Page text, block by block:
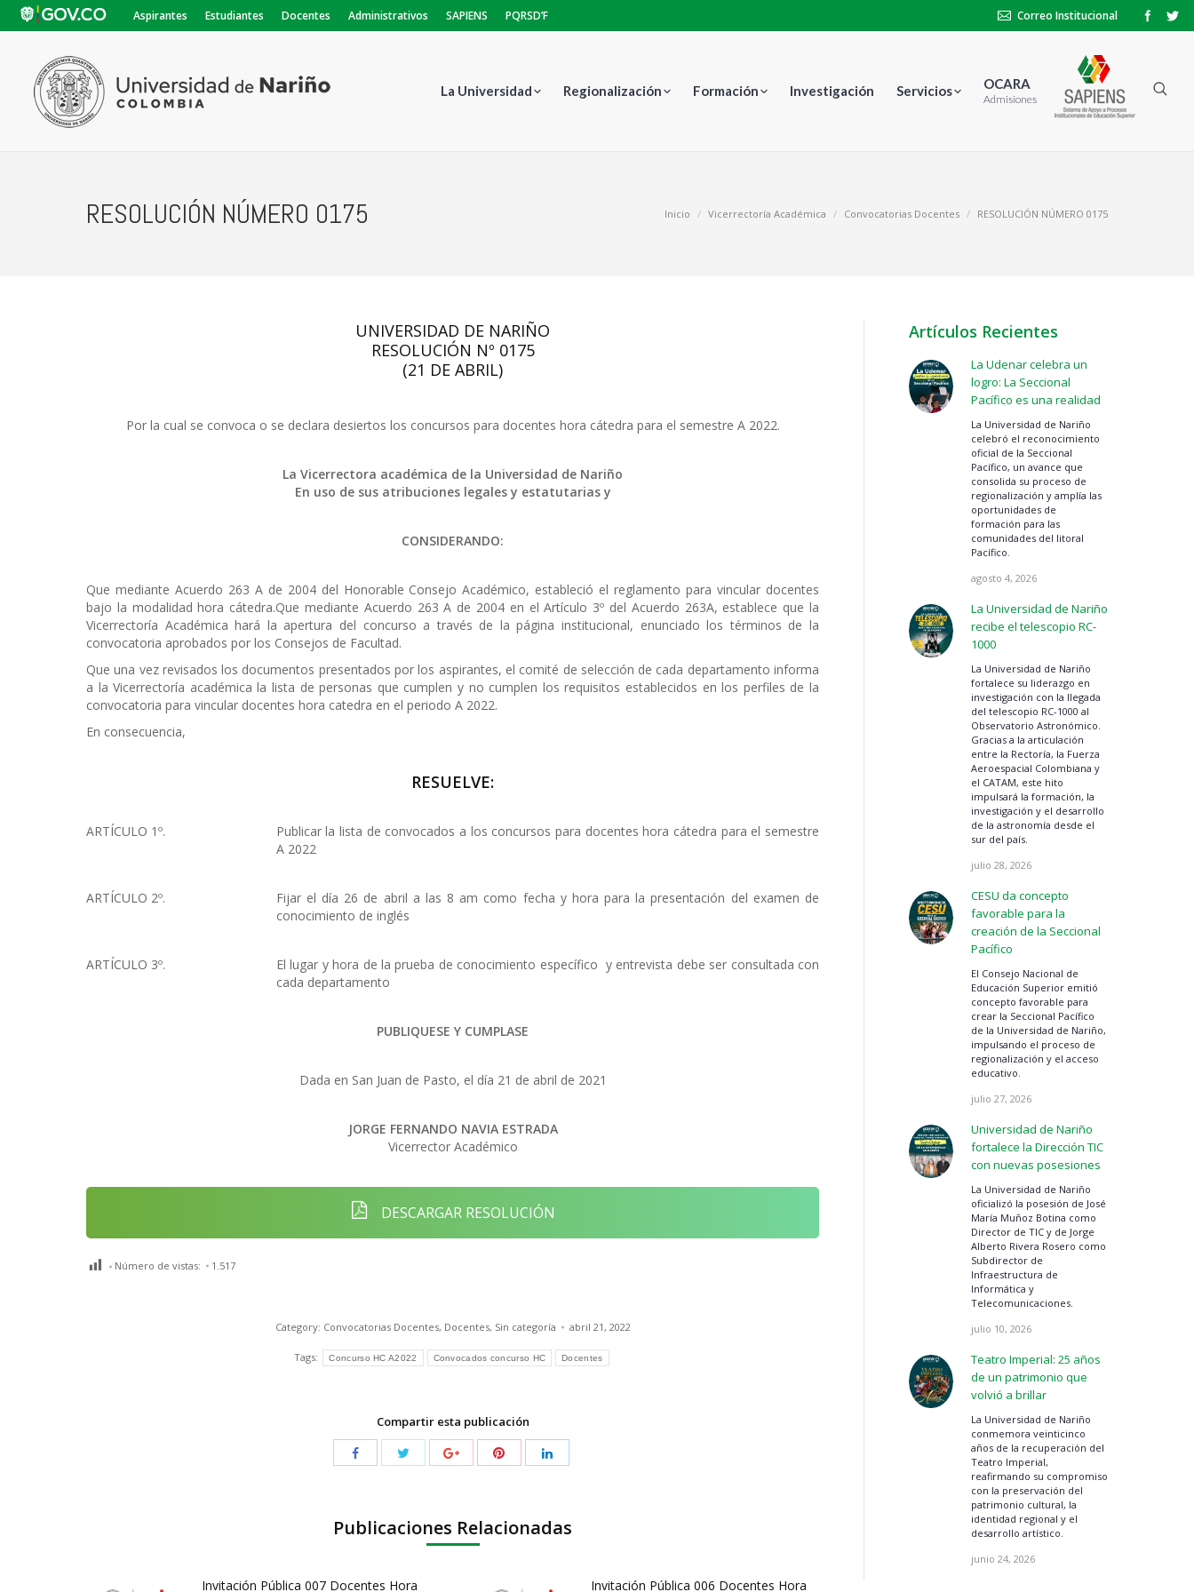
Aspirantes Estudiantes Docentes Administrativos SAPIENS PQRSD’F Correo Institucional
La Universidad Regionalización Formación Investigación Servicios OCARA
Admisiones
RESOLUCIÓN NÚMERO 0175 Inicio Vicerrectoría Académica Convocatorias Docentes RESOLUCIÓN NÚMERO 0175
UNIVERSIDAD DE NARIÑO
RESOLUCIÓN Nº 0175
(21 DE ABRIL)
Por la cual se convoca o se declara desiertos los concursos para docentes hora cátedra para el semestre A 2022.
La Vicerrectora académica de la Universidad de Nariño
En uso de sus atribuciones legales y estatutarias y
CONSIDERANDO:
Que mediante Acuerdo 263 A de 2004 del Honorable Consejo Académico, estableció el reglamento para vincular docentes
bajo la modalidad hora cátedra.Que mediante Acuerdo 263 A de 2004 en el Artículo 3º del Acuerdo 263A, establece que la
Vicerrectoría Académica hará la apertura del concurso a través de la página institucional, enunciado los términos de la
convocatoria aprobados por los Consejos de Facultad.
Que una vez revisados los documentos presentados por los aspirantes, el comité de selección de cada departamento informa
a la Vicerrectoría académica la lista de personas que cumplen y no cumplen los requisitos establecidos en los perfiles de la
convocatoria para vincular docentes hora catedra en el periodo A 2022.
En consecuencia,
RESUELVE:
ARTÍCULO 1º.
Publicar la lista de convocados a los concursos para docentes hora cátedra para el semestre
A 2022
ARTÍCULO 2º.
Fijar el día 26 de abril a las 8 am como fecha y hora para la presentación del examen de
conocimiento de inglés
ARTÍCULO 3º.
El lugar y hora de la prueba de conocimiento específico y entrevista debe ser consultada con
cada departamento
PUBLIQUESE Y CUMPLASE
Dada en San Juan de Pasto, el día 21 de abril de 2021
JORGE FERNANDO NAVIA ESTRADA
Vicerrector Académico
DESCARGAR RESOLUCIÓN
Número de vistas: 1.517
Category: Convocatorias Docentes, Docentes, Sin categoría abril 21, 2022
Tags: Concurso HC A2022 Convocados concurso HC Docentes
Compartir esta publicación
Publicaciones Relacionadas
Invitación Pública 007 Docentes Hora
Invitación Pública 006 Docentes Hora
Artículos Recientes
La Udenar celebra un
logro: La Seccional
Pacífico es una realidad
La Universidad de Nariño
celebró el reconocimiento
oficial de la Seccional
Pacífico, un avance que
consolida su proceso de
regionalización y amplía las
oportunidades de
formación para las
comunidades del litoral
Pacífico.
agosto 4, 2026
La Universidad de Nariño
recibe el telescopio RC-
1000
La Universidad de Nariño
fortalece su liderazgo en
investigación con la llegada
del telescopio RC-1000 al
Observatorio Astronómico.
Gracias a la articulación
entre la Rectoría, la Fuerza
Aeroespacial Colombiana y
el CATAM, este hito
impulsará la formación, la
investigación y el desarrollo
de la astronomía desde el
sur del país.
julio 28, 2026
CESU da concepto
favorable para la
creación de la Seccional
Pacífico
El Consejo Nacional de
Educación Superior emitió
concepto favorable para
crear la Seccional Pacífico
de la Universidad de Nariño,
impulsando el proceso de
regionalización y el acceso
educativo.
julio 27, 2026
Universidad de Nariño
fortalece la Dirección TIC
con nuevas posesiones
La Universidad de Nariño
oficializó la posesión de José
María Muñoz Botina como
Director de TIC y de Jorge
Alberto Rivera Rosero como
Subdirector de
Infraestructura de
Informática y
Telecomunicaciones.
julio 10, 2026
Teatro Imperial: 25 años
de un patrimonio que
volvió a brillar
La Universidad de Nariño
conmemora veinticinco
años de la recuperación del
Teatro Imperial,
reafirmando su compromiso
con la preservación del
patrimonio cultural, la
identidad regional y el
desarrollo artístico.
junio 24, 2026